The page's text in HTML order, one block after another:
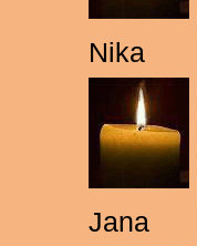
Nika
Jana